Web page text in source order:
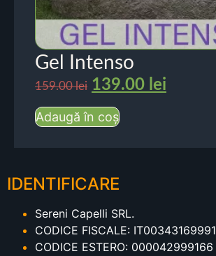
Gel Intenso
159.00lei 139.00 lei
Adaugă în coș
IDENTIFICARE
Sereni Capelli SRL.
CODICE FISCALE: IT00343169991
CODICE ESTERO: 000042999166